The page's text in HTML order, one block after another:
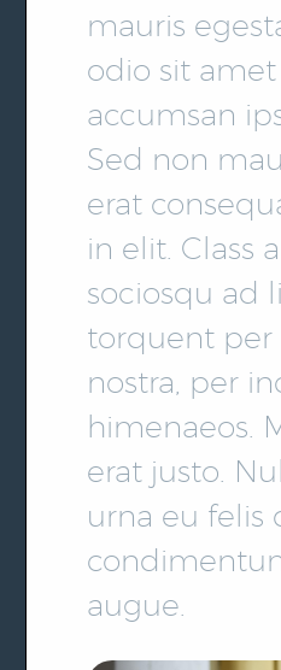
mauris
odio sit
accumsan
Sed non
erat
in elit. Class
sociosqu ad
torquent per
nostra, per
himenaeos.
erat justo.
urna eu felis
augue.